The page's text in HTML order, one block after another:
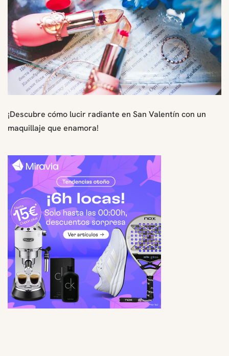
¡Descubre cómo lucir radiante en San Valentín con un
maquillaje que enamora!